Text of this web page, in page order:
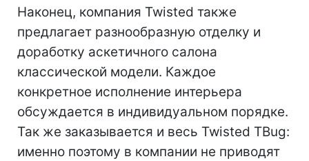
Наконец, компания Twisted также
предлагает разнообразную отделку и
доработку аскетичного салона
классической модели. Каждое
конкретное исполнение интерьера
обсуждается в индивидуальном порядке.
Так же заказывается и весь Twisted TBug:
именно поэтому в компании не приводят